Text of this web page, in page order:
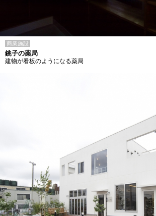
商業施設
銚子の薬局
建物が看板のようになる薬局